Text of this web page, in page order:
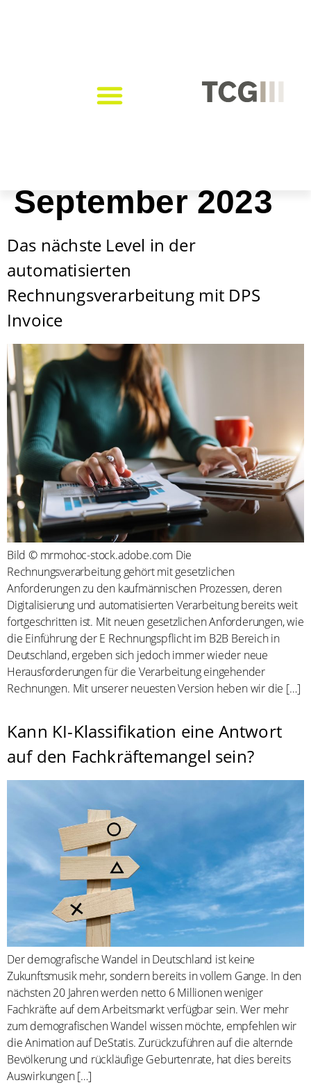
September 2023
Das nächste Level in der
automatisierten
Rechnungsverarbeitung mit DPS
Invoice
Bild © mrmohoc-stock.adobe.com Die
Rechnungsverarbeitung gehört mit gesetzlichen
Anforderungen zu den kaufmännischen Prozessen, deren
Digitalisierung und automatisierten Verarbeitung bereits weit
fortgeschritten ist. Mit neuen gesetzlichen Anforderungen, wie
die Einführung der E Rechnungspflicht im B2B Bereich in
Deutschland, ergeben sich jedoch immer wieder neue
Herausforderungen für die Verarbeitung eingehender
Rechnungen. Mit unserer neuesten Version heben wir die […]
Kann KI-Klassifikation eine Antwort
auf den Fachkräftemangel sein?
Der demografische Wandel in Deutschland ist keine
Zukunftsmusik mehr, sondern bereits in vollem Gange. In den
nächsten 20 Jahren werden netto 6 Millionen weniger
Fachkräfte auf dem Arbeitsmarkt verfügbar sein. Wer mehr
zum demografischen Wandel wissen möchte, empfehlen wir
die Animation auf DeStatis. Zurückzuführen auf die alternde
Bevölkerung und rückläufige Geburtenrate, hat dies bereits
Auswirkungen […]